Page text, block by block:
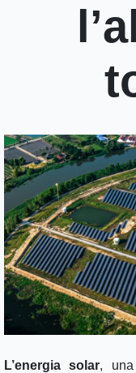
L’energia solar,